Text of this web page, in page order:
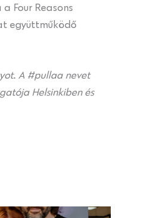
Four Reasons
együttműködő
A #pullaa nevet
Helsinkiben és